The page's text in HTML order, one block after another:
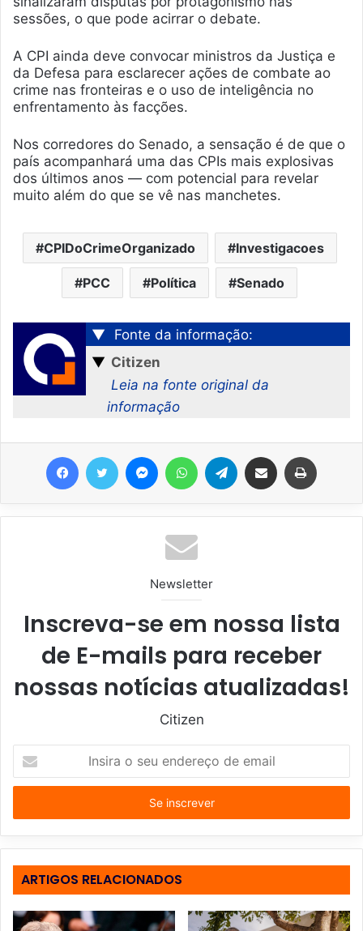
sessões, o que pode acirrar o debate.
A CPI ainda deve convocar ministros da Justiça e
da Defesa para esclarecer ações de combate ao
crime nas fronteiras e o uso de inteligência no
enfrentamento às facções.
Nos corredores do Senado, a sensação é de que o
país acompanhará uma das CPIs mais explosivas
dos últimos anos — com potencial para revelar
muito além do que se vê nas manchetes.
CPIDoCrimeOrganizado Investigacoes
PCC Política Senado
▼
Fonte da informação:
▼ Citizen
Leia na fonte original da
informação
Newsletter
Inscreva-se em nossa lista
de E-mails para receber
nossas notícias atualizadas!
Citizen
s
r
a
ARTIGOS RELACIONADOS